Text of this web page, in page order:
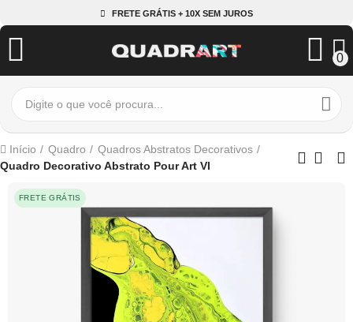
FRETE GRÁTIS + 10X SEM JUROS
0
Início Quadro
Quadros Abstratos Decorativos
Quadro Decorativo Abstrato Pour Art VI
FRETE GRÁTIS